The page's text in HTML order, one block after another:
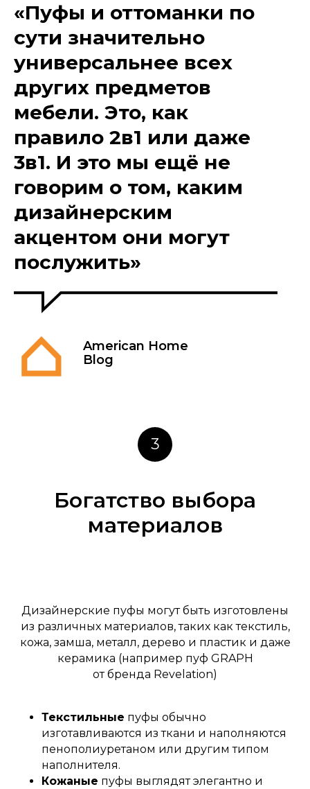
«Пуфы и оттоманки по
сути значительно
универсальнее всех
других предметов
мебели. Это, как
правило 2в1 или даже
3в1. И это мы ещё не
говорим о том, каким
дизайнерским
акцентом они могут
послужить»
American Home
Blog
3
Богатство выбора
материалов
Дизайнерские пуфы могут быть изготовлены
из различных материалов, таких как текстиль,
кожа, замша, металл, дерево и пластик и даже
керамика (например пуф GRAPH
от бренда Revelation)
Текстильные пуфы обычно
изготавливаются из ткани и наполняются
пенополиуретаном или другим типом
наполнителя.
Кожаные пуфы выглядят элегантно и